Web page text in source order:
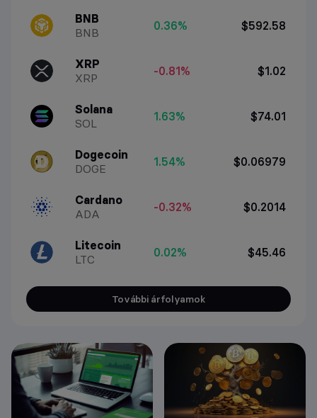
BNB
BNB
0.36% $592.58
XRP
XRP
-0.81% $1.02
Solana
SOL
1.63% $74.01
Dogecoin
DOGE
1.54% $0.06979
Cardano
ADA
-0.32% $0.2014
Litecoin
LTC
0.02% $45.46
További árfolyamok